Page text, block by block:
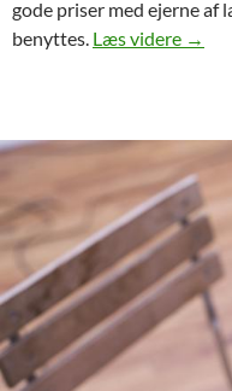
gode priser med ejerne af
benyttes. Læs videre →